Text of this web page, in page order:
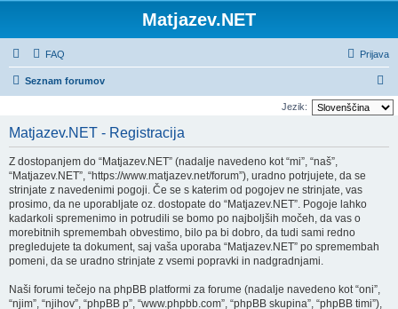
Matjazev.NET
FAQ Prijava
Seznam forumov
s
Jezik:
Matjazev.NET - Registracija
Z dostopanjem do “Matjazev.NET” (nadalje navedeno kot “mi”, “naš”,
“Matjazev.NET”, “https://www.matjazev.net/forum”), uradno potrjujete, da se
strinjate z navedenimi pogoji. Če se s katerim od pogojev ne strinjate, vas
prosimo, da ne uporabljate oz. dostopate do “Matjazev.NET”. Pogoje lahko
kadarkoli spremenimo in potrudili se bomo po najboljših močeh, da vas o
morebitnih spremembah obvestimo, bilo pa bi dobro, da tudi sami redno
pregledujete ta dokument, saj vaša uporaba “Matjazev.NET” po spremembah
pomeni, da se uradno strinjate z vsemi popravki in nadgradnjami.
Naši forumi tečejo na phpBB platformi za forume (nadalje navedeno kot “oni”,
“njim”, “njihov”, “phpBB p”, “www.phpbb.com”, “phpBB skupina”, “phpBB timi”),